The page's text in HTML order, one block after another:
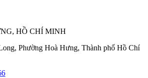
HỒ CHÍ MINH
Phường Hoà Hưng, Thành phố Hồ Chí